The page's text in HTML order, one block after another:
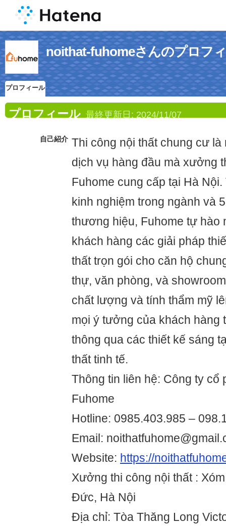
noithat-fuhomeさんのプロフ
プロフィール
プロフィール 最終更新日: 2024/11/07
自己紹介 Thi công nội thất chung cư là
dịch vụ hàng đầu mà xưởng
Fuhome cung cấp tại Hà
kinh nghiệm trong ngành và
thương hiệu, Fuhome tự hào
khách hàng các giải pháp
thất trọn gói cho căn hộ
thự, văn phòng, và
chất lượng và tính thẩm mỹ
mọi ý tưởng của khách hàng
thông qua các thiết kế sáng
thất tinh tế.
Thông tin liên hệ: Công ty cổ
Fuhome
Hotline: 0985.403.985 –
Email:
Website: https://
Xưởng thi công nội thất :
Đức, Hà Nội
Địa chỉ: Tòa Thăng Long